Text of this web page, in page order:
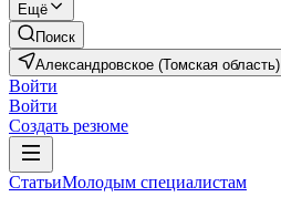
Ещё
Поиск
Александровское (Томская область)
Войти
Войти
Создать резюме
СтатьиМолодым специалистам